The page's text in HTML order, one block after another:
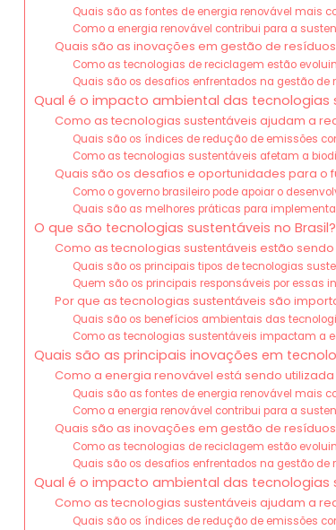
Quais são as fontes de energia renovável mais
Como a energia renovável contribui para a
Quais são as inovações em gestão de resíduos
Como as tecnologias de reciclagem estão
Quais são os desafios enfrentados na gestão de
Qual é o impacto ambiental das tecnologias
Como as tecnologias sustentáveis ajudam a
Quais são os índices de redução de emissões
Como as tecnologias sustentáveis afetam a
Quais são os desafios e oportunidades para o
Como o governo brasileiro pode apoiar o
Quais são as melhores práticas para
O que são tecnologias sustentáveis no Brasil?
Como as tecnologias sustentáveis estão
Quais são os principais tipos de tecnologias
Quem são os principais responsáveis por essas
Por que as tecnologias sustentáveis são
Quais são os benefícios ambientais das
Como as tecnologias sustentáveis impactam a
Quais são as principais inovações em
Como a energia renovável está sendo utilizada
Quais são as fontes de energia renovável mais
Como a energia renovável contribui para a
Quais são as inovações em gestão de resíduos
Como as tecnologias de reciclagem estão
Quais são os desafios enfrentados na gestão de
Qual é o impacto ambiental das tecnologias
Como as tecnologias sustentáveis ajudam a
Quais são os índices de redução de emissões